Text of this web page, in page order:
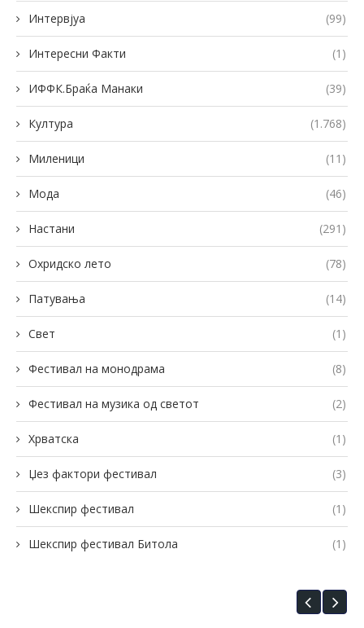
Интервјуа (99)
Интересни Факти (1)
ИФФК.Браќа Манаки (39)
Култура (1.768)
Миленици (11)
Мода (46)
Настани (291)
Охридско лето (78)
Патувања (14)
Свет (1)
Фестивал на монодрама (8)
Фестивал на музика од светот (2)
Хрватска (1)
Џез фактори фестивал (3)
Шекспир фестивал (1)
Шекспир фестивал Битола (1)